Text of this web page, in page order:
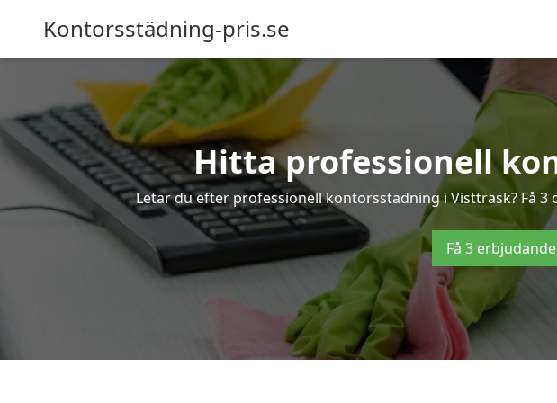
Kontorsstädning-pris.se
Hitta professionell
Letar du efter professionell kontorsstädning i Vistträsk? Få
Få 3